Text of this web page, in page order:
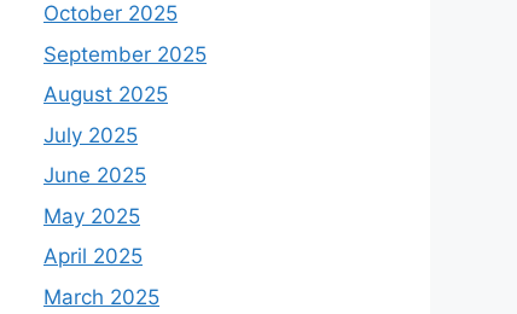
October 2025
September 2025
August 2025
July 2025
June 2025
May 2025
April 2025
March 2025